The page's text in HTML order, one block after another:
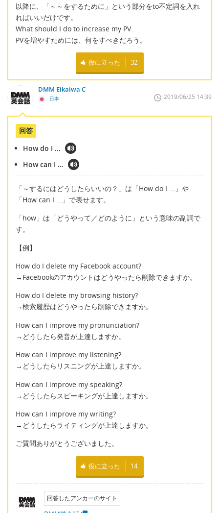
以降に、「～～をするために」という部分をto不定詞を入れ
ればいいだけです。
What should I do to increase my PV.
PVを増やすためには、何をすべきだろう。
役に立った 32
DMM Eikaiwa C
日本 2019/06/25 14:39
回答
How do I ...
How can I ...
「～するにはどうしたらいいの？」は「How do I ...」や
「How can I ...」で表せます。
「how」は「どうやって／どのように」という意味の副詞で
す。
【例】
How do I delete my Facebook account?
→Facebookのアカウントはどうやったら削除できますか。
How do I delete my browsing history?
→検索履歴はどうやったら削除できますか。
How can I improve my pronunciation?
→どうしたら発音が上達しますか。
How can I improve my listening?
→どうしたらリスニングが上達しますか。
How can I improve my speaking?
→どうしたらスピーキングが上達しますか。
How can I improve my writing?
→どうしたらライティングが上達しますか。
ご質問ありがとうございました。
役に立った 14
回答したアンカーのサイト